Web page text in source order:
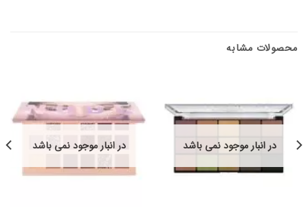
محصولات مشابه
در انبار موجود نمی باشد در انبار موجود نمی باشد